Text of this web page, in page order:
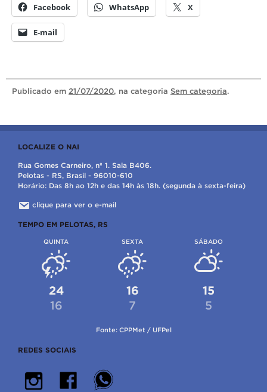
Facebook WhatsApp X
E-mail
Publicado em 21/07/2020, na categoria Sem categoria.
LOCALIZE O NAI
Rua Gomes Carneiro, nº 1. Sala B406.
Pelotas - RS, Brasil - 96010-610
Horário: Das 8h ao 12h e das 14h às 18h. (segunda à sexta-feira)
clique para ver o e-mail
TEMPO EM PELOTAS, RS
QUINTA
24
16
SEXTA
16
7
SÁBADO
15
5
Fonte: CPPMet / UFPel
REDES SOCIAIS